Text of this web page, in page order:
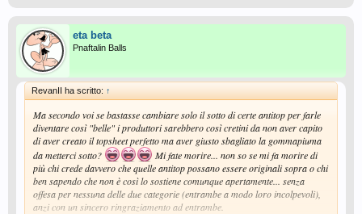
eta beta
Pnaftalin Balls
RevanII ha scritto: ↑
Ma secondo voi se bastasse cambiare solo il sotto di certe antitop per farle
diventare così "belle" i produttori sarebbero così cretini da non aver capito
di aver creato il topsheet perfetto ma aver giusto sbagliato la gommapiuma
da metterci sotto?
Mi fate morire... non so se mi fa morire di
più chi crede davvero che quelle antitop possano essere originali sopra o chi
ben sapendo che non è così lo sostiene comunque apertamente... senza
offesa per nessuna delle due categorie (entrambe a modo loro incolpevoli),
anzi con un sincero ringraziamento ad entrambe.